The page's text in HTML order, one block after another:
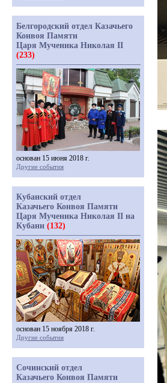
Белгородский отдел Казачьего
Конвоя Памяти
Царя Мученика Николая II
(233)
основан 15 июня 2018 г.
Другие события
Кубанский отдел
Казачьего Конвоя Памяти
Царя Мученика Николая II на
Кубани (132)
основан 15 ноября 2018 г.
Другие события
Сочинский отдел
Казачьего Конвоя Памяти